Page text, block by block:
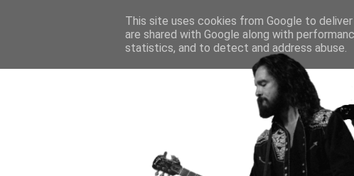
This site uses cookies from Google to
are shared with Google along with
statistics, and to detect and address abuse.